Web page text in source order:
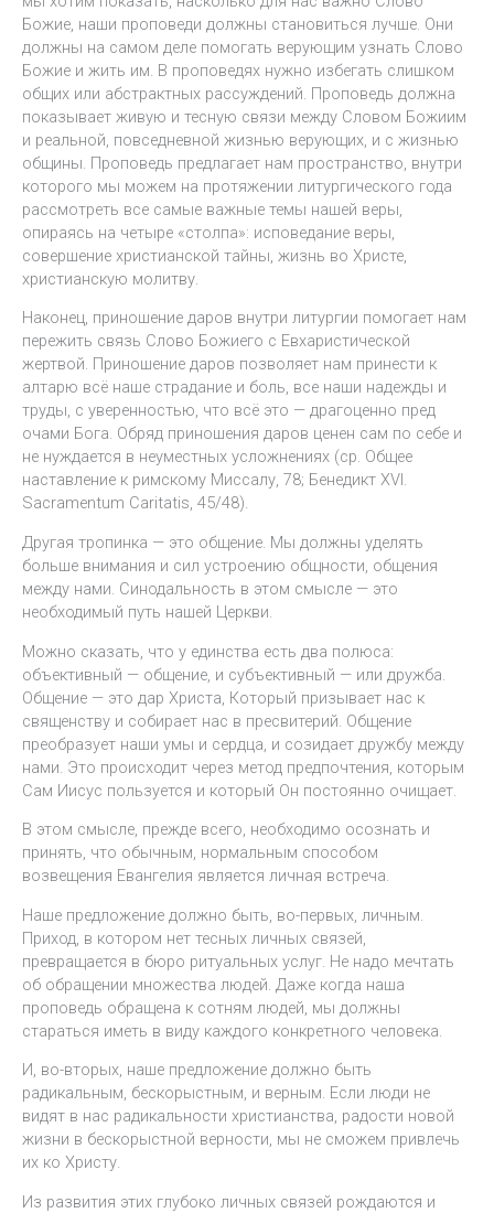
Божие, наши проповеди должны становиться лучше. Они
должны на самом деле помогать верующим узнать Слово
Божие и жить им. В проповедях нужно избегать слишком
общих или абстрактных рассуждений. Проповедь должна
показывает живую и тесную связи между Словом Божиим
и реальной, повседневной жизнью верующих, и с жизнью
общины. Проповедь предлагает нам пространство, внутри
которого мы можем на протяжении литургического года
рассмотреть все самые важные темы нашей веры,
опираясь на четыре «столпа»: исповедание веры,
совершение христианской тайны, жизнь во Христе,
христианскую молитву.
Наконец, приношение даров внутри литургии помогает нам
пережить связь Слово Божиего с Евхаристической
жертвой. Приношение даров позволяет нам принести к
алтарю всё наше страдание и боль, все наши надежды и
труды, с уверенностью, что всё это — драгоценно пред
очами Бога. Обряд приношения даров ценен сам по себе и
не нуждается в неуместных усложнениях (ср. Общее
наставление к римскому Миссалу, 78; Бенедикт XVI.
Sacramentum Caritatis, 45/48).
Другая тропинка — это общение. Мы должны уделять
больше внимания и сил устроению общности, общения
между нами. Синодальность в этом смысле — это
необходимый путь нашей Церкви.
Можно сказать, что у единства есть два полюса:
объективный — общение, и субъективный — или дружба.
Общение — это дар Христа, Который призывает нас к
священству и собирает нас в пресвитерий. Общение
преобразует наши умы и сердца, и созидает дружбу между
нами. Это происходит через метод предпочтения, которым
Сам Иисус пользуется и который Он постоянно очищает.
В этом смысле, прежде всего, необходимо осознать и
принять, что обычным, нормальным способом
возвещения Евангелия является личная встреча.
Наше предложение должно быть, во-первых, личным.
Приход, в котором нет тесных личных связей,
превращается в бюро ритуальных услуг. Не надо мечтать
об обращении множества людей. Даже когда наша
проповедь обращена к сотням людей, мы должны
стараться иметь в виду каждого конкретного человека.
И, во-вторых, наше предложение должно быть
радикальным, бескорыстным, и верным. Если люди не
видят в нас радикальности христианства, радости новой
жизни в бескорыстной верности, мы не сможем привлечь
их ко Христу.
Из развития этих глубоко личных связей рождаются и